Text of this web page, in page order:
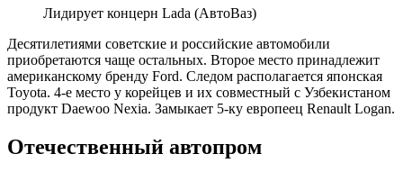
Лидирует концерн Lada (АвтоВаз)
Десятилетиями советские и российские автомобили
приобретаются чаще остальных. Второе место принадлежит
американскому бренду Ford. Следом располагается японская
Toyota. 4-е место у корейцев и их совместный с Узбекистаном
продукт Daewoo Nexia. Замыкает 5-ку европеец Renault Logan.
Отечественный автопром